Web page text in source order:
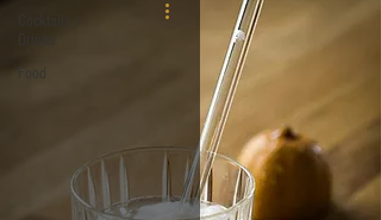
Cocktails /
Drinks
Food